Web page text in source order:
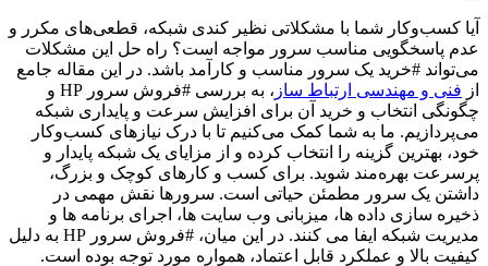
آیا کسب‌وکار شما با مشکلاتی نظیر کندی شبکه، قطعی‌های مکرر و
عدم پاسخگویی مناسب سرور مواجه است؟ راه حل این مشکلات
می‌تواند #خرید یک سرور مناسب و کارآمد باشد. در این مقاله جامع
از فنی و مهندسی ارتباط ساز
، به بررسی #فروش سرور HP و
چگونگی انتخاب و خرید آن برای افزایش سرعت و پایداری شبکه
می‌پردازیم. ما به شما کمک می‌کنیم تا با درک نیازهای کسب‌وکار
خود، بهترین گزینه را انتخاب کرده و از مزایای یک شبکه پایدار و
پرسرعت بهره‌مند شوید. برای کسب و کارهای کوچک و بزرگ،
داشتن یک سرور مطمئن حیاتی است. سرورها نقش مهمی در
ذخیره سازی داده ها، میزبانی وب سایت ها، اجرای برنامه ها و
مدیریت شبکه ایفا می کنند. در این میان، #فروش سرور HP به دلیل
کیفیت بالا و عملکرد قابل اعتماد، همواره مورد توجه بوده است.